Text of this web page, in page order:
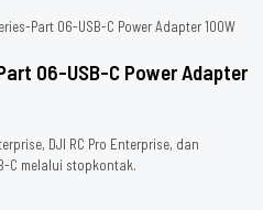
Part 06-USB-C Power Adapter 100W
06-USB-C Power Adapter
DJI RC Pro Enterprise, dan
C melalui stopkontak.